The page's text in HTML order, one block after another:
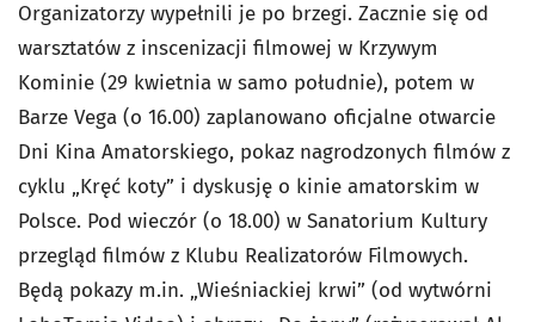
Organizatorzy wypełnili je po brzegi. Zacznie się od
warsztatów z inscenizacji filmowej w Krzywym
Kominie (29 kwietnia w samo południe), potem w
Barze Vega (o 16.00) zaplanowano oficjalne otwarcie
Dni Kina Amatorskiego, pokaz nagrodzonych filmów z
cyklu „Kręć koty” i dyskusję o kinie amatorskim w
Polsce. Pod wieczór (o 18.00) w Sanatorium Kultury
przegląd filmów z Klubu Realizatorów Filmowych.
Będą pokazy m.in. „Wieśniackiej krwi” (od wytwórni